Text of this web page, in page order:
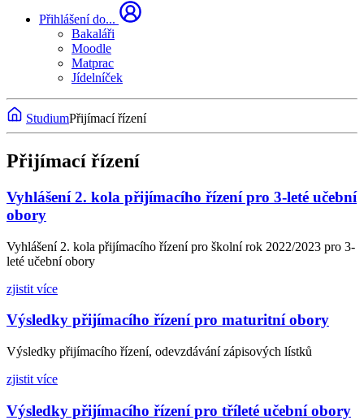
Přihlášení do...
Bakaláři
Moodle
Matprac
Jídelníček
StudiumPřijímací řízení
Přijímací řízení
Vyhlášení 2. kola přijímacího řízení pro 3-leté učební
obory
Vyhlášení 2. kola přijímacího řízení pro školní rok 2022/2023 pro 3-
leté učební obory
zjistit více
Výsledky přijímacího řízení pro maturitní obory
Výsledky přijímacího řízení, odevzdávání zápisových lístků
zjistit více
Výsledky přijímacího řízení pro tříleté učební obory